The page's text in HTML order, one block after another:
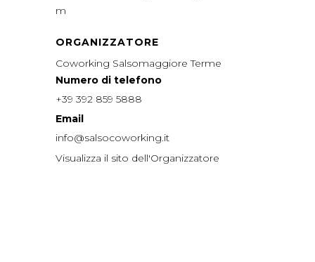
m
ORGANIZZATORE
Coworking Salsomaggiore Terme
Numero di telefono
+39 392 859 5888
Email
info@salsocoworking.it
Visualizza il sito dell'Organizzatore